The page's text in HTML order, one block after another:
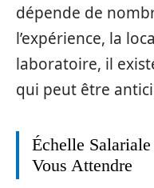
dépende de
l’expérience, la
laboratoire, il
qui peut être
Échelle
Vous Attendre